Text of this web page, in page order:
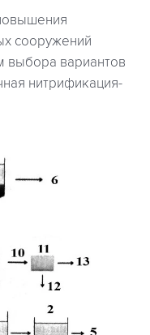
сооружений
выбора вариантов
нитрификация-